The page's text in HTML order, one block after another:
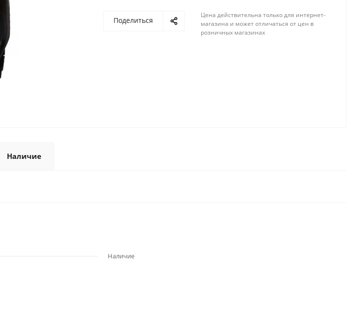
Поделиться
Цена действительна только для интернет-
магазина и может отличаться от цен в
розничных магазинах
Наличие
Наличие